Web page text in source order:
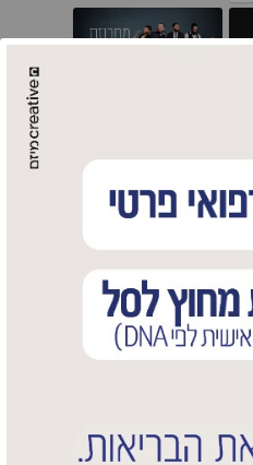
חתונה חב"דית
חדשה ואנרגטית
העורך
חדשות
שלוחים
באוקראינה
חדשות